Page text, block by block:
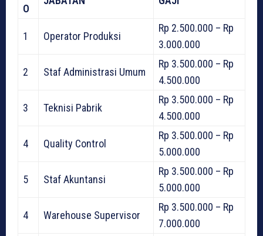
O
1 Operator Produksi
Rp 2.500.000 – Rp
3.000.000
2 Staf Administrasi Umum
Rp 3.500.000 – Rp
4.500.000
3 Teknisi Pabrik
Rp 3.500.000 – Rp
4.500.000
4 Quality Control
Rp 3.500.000 – Rp
5.000.000
5 Staf Akuntansi
Rp 3.500.000 – Rp
5.000.000
4 Warehouse Supervisor
Rp 3.500.000 – Rp
7.000.000